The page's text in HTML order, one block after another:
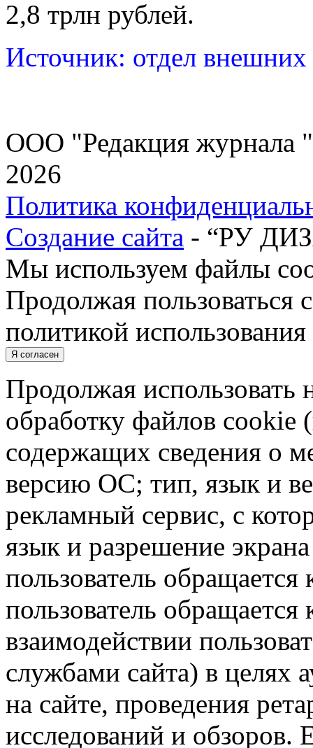
2,8 трлн рублей.
Источник: отдел
ООО "Редакция журнала
2026
Политика
Создание сайта - “РУ
Мы используем файлы
Продолжая пользоваться
политикой
Я согласен
Продолжая использовать
обработку файлов cookie
содержащих сведения о
версию ОС; тип, язык и
рекламный сервис, с
язык и разрешение
пользователь обращается
пользователь обращается
взаимодействии
службами сайта) в целях
на сайте, проведения
исследований и обзоров.